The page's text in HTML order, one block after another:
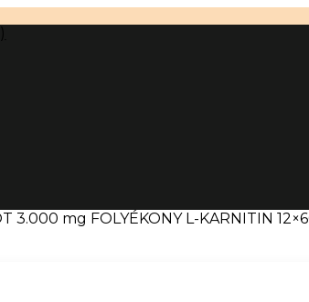
3.000 mg FOLYÉKONY L-KARNITIN